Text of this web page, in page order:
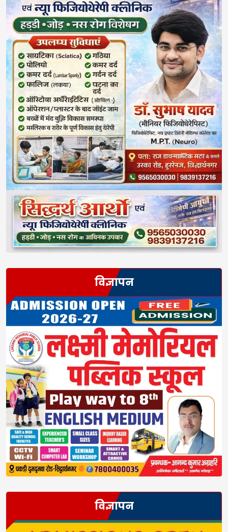
विज्ञापन
विज्ञापन